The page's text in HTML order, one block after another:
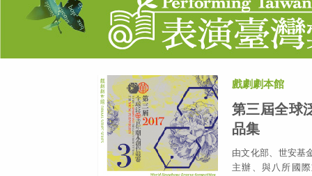
戲劇劇本館
第三屆全球
品集
由文化部、世安基
主辦、與八所國